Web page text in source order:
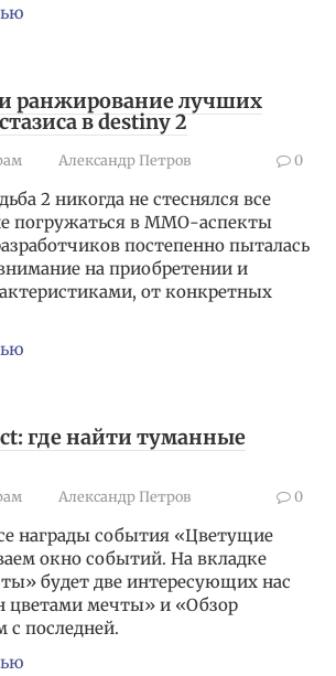
ранжирование лучших
в destiny 2
Александр Петров 0
2 никогда не стеснялся все
погружаться в MMO-аспекты
постепенно пыталась
на приобретении и
от конкретных
где найти туманные
Александр Петров 0
награды события «Цветущие
окно событий. На вкладке
будет две интересующих нас
цветами мечты» и «Обзор
с последней.